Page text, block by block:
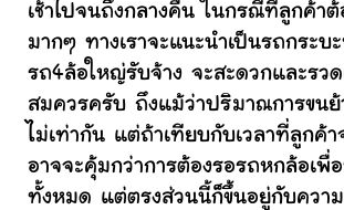
เช้าไปจนถึงกลางคืน ในกรณีที่ลูกค้า
มากๆ ทางเราจะแนะนำเป็นรถกระบ
รถ4ล้อใหญ่รับจ้าง จะสะดวกและรวด
สมควรครับ ถึงแม้ว่าปริมาณการขนย้
ไม่เท่ากัน แต่ถ้าเทียบกับเวลาที่ลูกค้า
อาจจะคุ้มกว่าการต้องรอรถหกล้อเพื่
ทั้งหมด แต่ตรงส่วนนี้ก็ขึ้นอยู่กับควา